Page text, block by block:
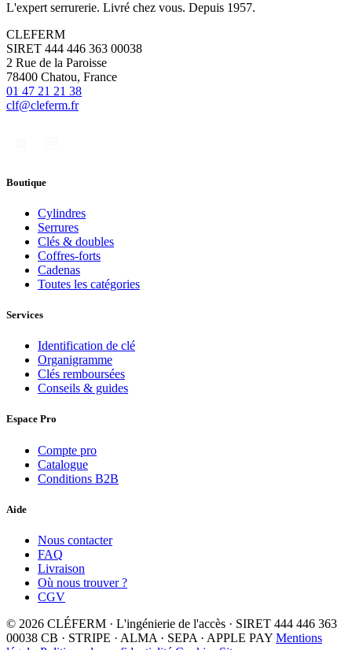
L'expert serrurerie. Livré chez vous. Depuis 1957.
CLEFERM
SIRET 444 446 363 00038
2 Rue de la Paroisse
78400 Chatou, France
01 47 21 21 38
clf@cleferm.fr
Boutique
Cylindres
Serrures
Clés & doubles
Coffres-forts
Cadenas
Toutes les catégories
Services
Identification de clé
Organigramme
Clés remboursées
Conseils & guides
Espace Pro
Compte pro
Catalogue
Conditions B2B
Aide
Nous contacter
FAQ
Livraison
Où nous trouver ?
CGV
© 2026 CLÉFERM · L'ingénierie de l'accès · SIRET 444 446 363
00038 CB · STRIPE · ALMA · SEPA · APPLE PAY Mentions